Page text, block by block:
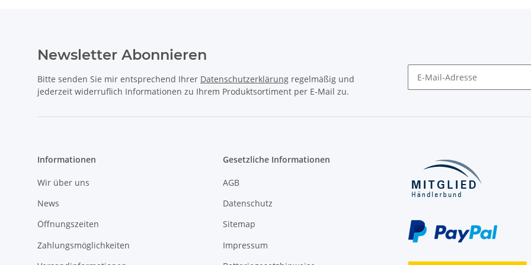
Newsletter Abonnieren
Bitte senden Sie mir entsprechend Ihrer Datenschutzerklärung regelmäßig und
jederzeit widerruflich Informationen zu Ihrem Produktsortiment per E-Mail zu.
Informationen
Wir über uns
News
Öffnungszeiten
Zahlungsmöglichkeiten
Gesetzliche Informationen
AGB
Datenschutz
Sitemap
Impressum